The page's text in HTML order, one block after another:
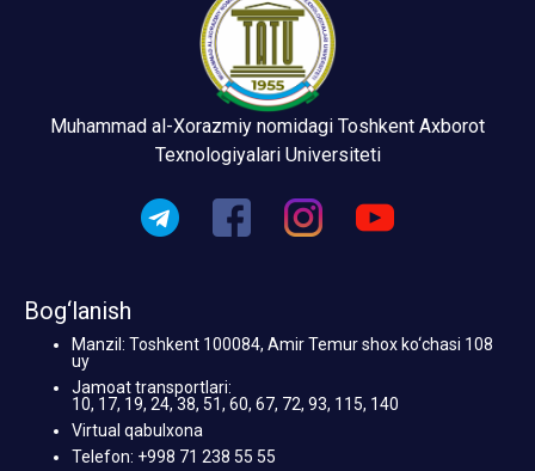
Muhammad al-Xorazmiy nomidagi Toshkent Axborot
Texnologiyalari Universiteti
Bog‘lanish
Manzil: Toshkent 100084, Amir Temur shox ko‘chasi 108
uy
Jamoat transportlari:
10, 17, 19, 24, 38, 51, 60, 67, 72, 93, 115, 140
Virtual qabulxona
Telefon: +998 71 238 55 55